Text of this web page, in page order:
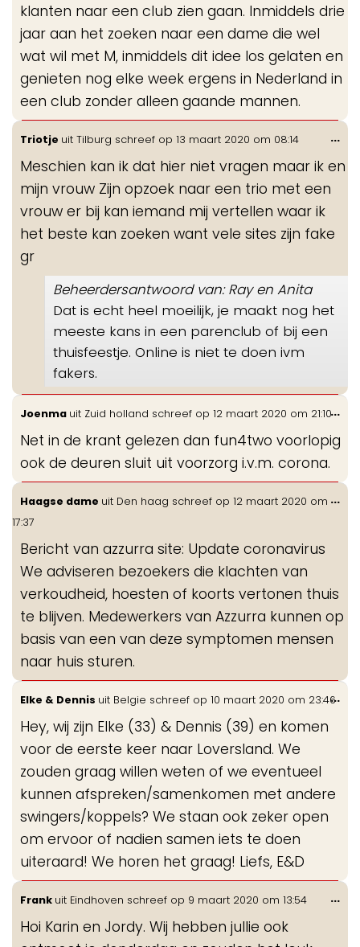
klanten naar een club zien gaan. Inmiddels drie
jaar aan het zoeken naar een dame die wel
wat wil met M, inmiddels dit idee los gelaten en
genieten nog elke week ergens in Nederland in
een club zonder alleen gaande mannen.
Triotje uit Tilburg schreef op 13 maart 2020 om 08:14
Meschien kan ik dat hier niet vragen maar ik en
mijn vrouw Zijn opzoek naar een trio met een
vrouw er bij kan iemand mij vertellen waar ik
het beste kan zoeken want vele sites zijn fake
gr
Beheerdersantwoord van: Ray en Anita
Dat is echt heel moeilijk, je maakt nog het
meeste kans in een parenclub of bij een
thuisfeestje. Online is niet te doen ivm
fakers.
...
Joenma uit Zuid holland schreef op 12 maart 2020 om 21:10
Net in de krant gelezen dan fun4two voorlopig
ook de deuren sluit uit voorzorg i.v.m. corona.
...
Haagse dame uit Den haag schreef op 12 maart 2020 om
17:37
Bericht van azzurra site: Update coronavirus
We adviseren bezoekers die klachten van
verkoudheid, hoesten of koorts vertonen thuis
te blijven. Medewerkers van Azzurra kunnen op
basis van een van deze symptomen mensen
naar huis sturen.
...
Elke & Dennis uit Belgie schreef op 10 maart 2020 om 23:46
Hey, wij zijn Elke (33) & Dennis (39) en komen
voor de eerste keer naar Loversland. We
zouden graag willen weten of we eventueel
kunnen afspreken/samenkomen met andere
swingers/koppels? We staan ook zeker open
om ervoor of nadien samen iets te doen
uiteraard! We horen het graag! Liefs, E&D
...
Frank uit Eindhoven schreef op 9 maart 2020 om 13:54
Hoi Karin en Jordy. Wij hebben jullie ook
...